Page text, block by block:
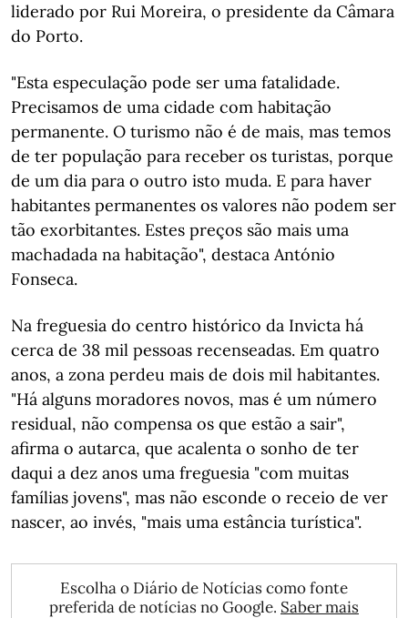
liderado por Rui Moreira, o presidente da Câmara
do Porto.
"Esta especulação pode ser uma fatalidade.
Precisamos de uma cidade com habitação
permanente. O turismo não é de mais, mas temos
de ter população para receber os turistas, porque
de um dia para o outro isto muda. E para haver
habitantes permanentes os valores não podem ser
tão exorbitantes. Estes preços são mais uma
machadada na habitação", destaca António
Fonseca.
Na freguesia do centro histórico da Invicta há
cerca de 38 mil pessoas recenseadas. Em quatro
anos, a zona perdeu mais de dois mil habitantes.
"Há alguns moradores novos, mas é um número
residual, não compensa os que estão a sair",
afirma o autarca, que acalenta o sonho de ter
daqui a dez anos uma freguesia "com muitas
famílias jovens", mas não esconde o receio de ver
nascer, ao invés, "mais uma estância turística".
Escolha o Diário de Notícias como fonte
preferida de notícias no Google. Saber mais